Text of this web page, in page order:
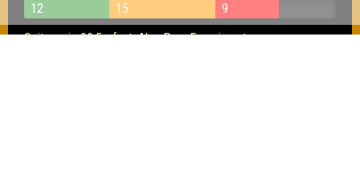
12
15
9
Seitenquiz 99,5 - feat. Alex Pop, Experimente,